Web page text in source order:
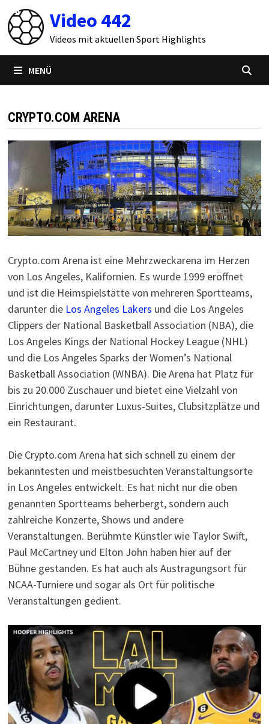
Zum
Inhalt
springen
Video 442
Videos mit aktuellen Sport Highlights
MENÜ
CRYPTO.COM ARENA
Crypto.com Arena ist eine Mehrzweckarena im Herzen
von Los Angeles, Kalifornien. Es wurde 1999 eröffnet
und ist die Heimspielstätte von mehreren Sportteams,
darunter die Los Angeles Lakers und die Los Angeles
Clippers der National Basketball Association (NBA), die
Los Angeles Kings der National Hockey League (NHL)
und die Los Angeles Sparks der Women’s National
Basketball Association (WNBA). Die Arena hat Platz für
bis zu 20.000 Zuschauer und bietet eine Vielzahl von
Einrichtungen, darunter Luxus-Suites, Clubsitzplätze und
ein Restaurant.
Die Crypto.com Arena hat sich schnell zu einem der
bekanntesten und meistbesuchten Veranstaltungsorte
in Los Angeles entwickelt. Es hat nicht nur die oben
genannten Sportteams beherbergt, sondern auch
zahlreiche Konzerte, Shows und andere
Veranstaltungen. Berühmte Künstler wie Taylor Swift,
Paul McCartney und Elton John haben hier auf der
Bühne gestanden. Es hat auch als Austragungsort für
NCAA-Turniere und sogar als Ort für politische
Veranstaltungen gedient.